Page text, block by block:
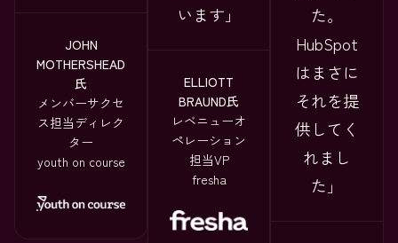
JOHN
MOTHERSHEAD
氏
メンバーサクセ
ス担当ディレク
ター
youth on course
います
ELLIOTT
BRAUND氏
レベニューオ
ペレーション
担当VP
fresha
た。
HubSpot
はまさに
それを提
供してく
れまし
た